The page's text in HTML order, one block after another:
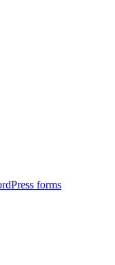
forms